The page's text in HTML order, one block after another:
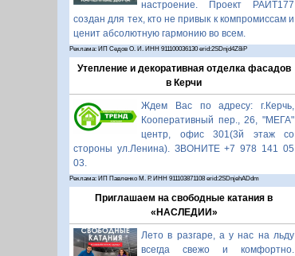
настроение. Проект РАЙТ177
создан для тех, кто не привык к компромиссам и
ценит абсолютную гармонию во всем.
Реклама: ИП Седов О. И. ИНН 911100036130 erid:2SDnjd4Z8iP
Утепление и декоративная отделка фасадов
в Керчи
Ждем Вас по адресу: г.Керчь,
Кооперативный пер., 26, "МЕГА"
центр, офис 301(3й этаж со
стороны ул.Ленина). ЗВОНИТЕ +7 978 141 05
03.
Реклама: ИП Павленко М. Р. ИНН 911103871108 erid:2SDnjehADdm
Приглашаем на свободные катания в
«НАСЛЕДИИ»
Лето в разгаре, а у нас на льду
всегда свежо и комфортно.